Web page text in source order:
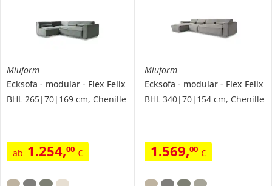
Miuform
Ecksofa
modular
Flex Felix
BHL 265|70|169 cm, Chenille
ab 1.254,00 €
Miuform
Ecksofa
modular
Flex Felix
BHL 340|70|154 cm, Chenille
1.569,00 €